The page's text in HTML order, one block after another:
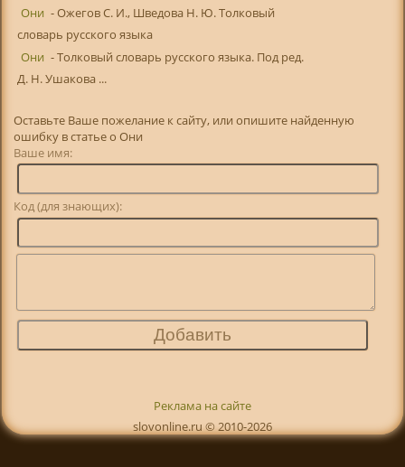
Они - Ожегов С. И., Шведова Н. Ю. Толковый
словарь русского языка
Они - Толковый словарь русского языка. Под ред.
Д. Н. Ушакова ...
Оставьте Ваше пожелание к сайту, или опишите найденную
ошибку в статье о Они
Ваше имя:
Код (для знающих):
Реклама на сайте
slovonline.ru © 2010-2026